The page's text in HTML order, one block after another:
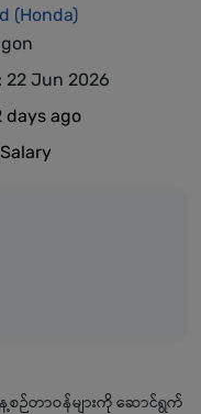
(Honda)
22 Jun 2026
days ago
စဉ်တာဝန်များကို ဆောင်ရွက်